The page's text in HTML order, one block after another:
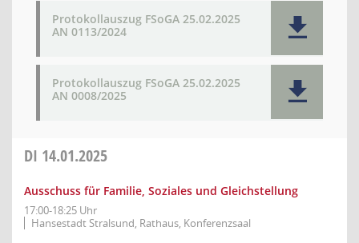
Protokollauszug FSoGA 25.02.2025
AN 0113/2024
Protokollauszug FSoGA 25.02.2025
AN 0008/2025
DI 14.01.2025
Ausschuss für Familie, Soziales und Gleichstellung
17:00-18:25 Uhr
Hansestadt Stralsund, Rathaus, Konferenzsaal